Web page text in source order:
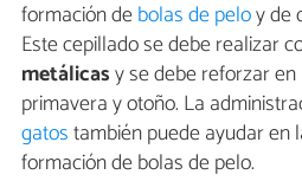
formación debolas de peloy de
Este cepillado se debe realizar
metálicasy se debe reforzar
primavera y otoño. La
gatostambién puede ayudar en
formación de bolas de pelo.